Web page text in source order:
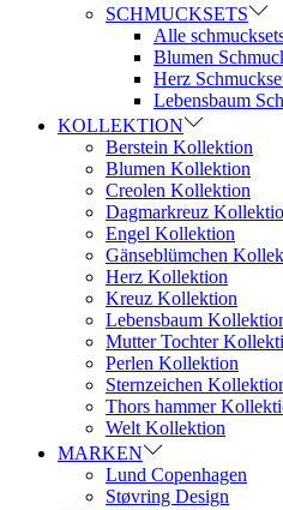
SCHMUCKSETS
Alle
Blumen
Herz
Lebensbaum
KOLLEKTION
Berstein Kollektion
Blumen Kollektion
Creolen Kollektion
Dagmarkreuz
Engel Kollektion
Gänseblümchen
Herz Kollektion
Kreuz Kollektion
Lebensbaum
Mutter Tochter
Perlen Kollektion
Sternzeichen
Thors hammer
Welt Kollektion
MARKEN
Lund Copenhagen
Støvring Design